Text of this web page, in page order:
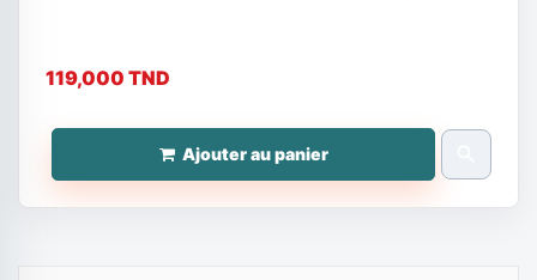
119,000 TND
Ajouter au panier